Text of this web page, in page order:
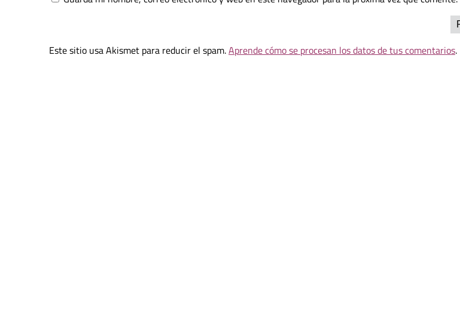
Este sitio usa Akismet para reducir el spam.Aprende cómo se procesan los datos de tus comentarios.